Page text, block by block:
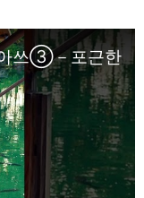
쓰③－포근한